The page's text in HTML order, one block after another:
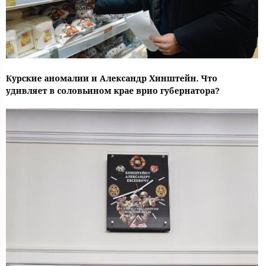
Курские аномалии и Александр Хинштейн. Что
удивляет в соловьином крае врио губернатора?